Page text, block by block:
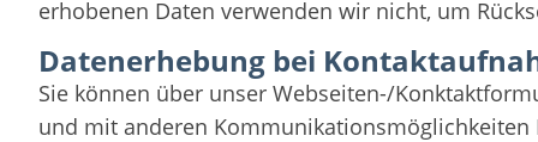
erhobenen Daten verwenden wir nicht, um
Datenerhebung bei
Sie können über unser Webseiten-/
und mit anderen